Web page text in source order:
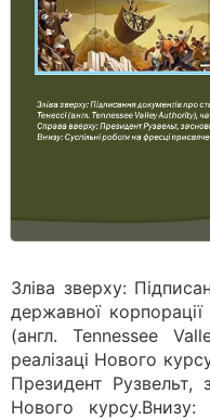
Зліва зверху:
державної
(англ. Tennessee
реалізаці Нового
Президент Рузвельт,
Нового курсу.Внизу: